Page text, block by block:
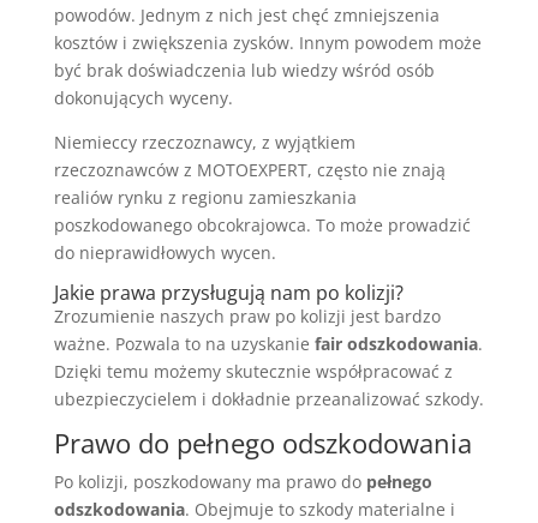
powodów. Jednym z nich jest chęć zmniejszenia
kosztów i zwiększenia zysków. Innym powodem może
być brak doświadczenia lub wiedzy wśród osób
dokonujących wyceny.
Niemieccy rzeczoznawcy, z wyjątkiem
rzeczoznawców z MOTOEXPERT, często nie znają
realiów rynku z regionu zamieszkania
poszkodowanego obcokrajowca. To może prowadzić
do nieprawidłowych wycen.
Jakie prawa przysługują nam po kolizji?
Zrozumienie naszych praw po kolizji jest bardzo
ważne. Pozwala to na uzyskanie fair odszkodowania.
Dzięki temu możemy skutecznie współpracować z
ubezpieczycielem i dokładnie przeanalizować szkody.
Prawo do pełnego odszkodowania
Po kolizji, poszkodowany ma prawo do pełnego
odszkodowania. Obejmuje to szkody materialne i